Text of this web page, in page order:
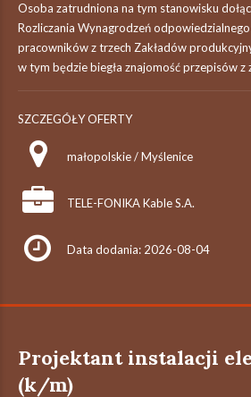
Osoba zatrudniona na tym stanowisku
Rozliczania Wynagrodzeń odpowiedzialnego
pracowników z trzech Zakładów
w tym będzie biegła znajomość przepisów z
SZCZEGÓŁY OFERTY
małopolskie / Myślenice
TELE-FONIKA Kable S.A.
Data dodania: 2026-08-04
Projektant instalacji
(k/m)